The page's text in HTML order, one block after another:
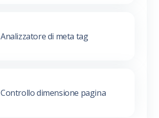
Analizzatore di meta tag
Controllo dimensione pagina